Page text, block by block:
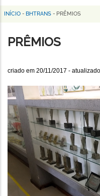
Horizonte
Trilha
de
INÍCIO - BHTRANS - PRÊMIOS
PRÊMIOS
criado em 20/11/2017 -